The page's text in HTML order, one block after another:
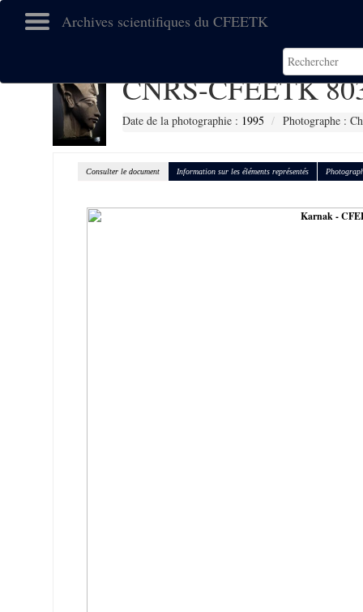
Archives scientifiques du CFEETK
CNRS-CFEETK
Date de la photographie : 1995 Photographe :
Consulter le document Information sur les éléments représentés